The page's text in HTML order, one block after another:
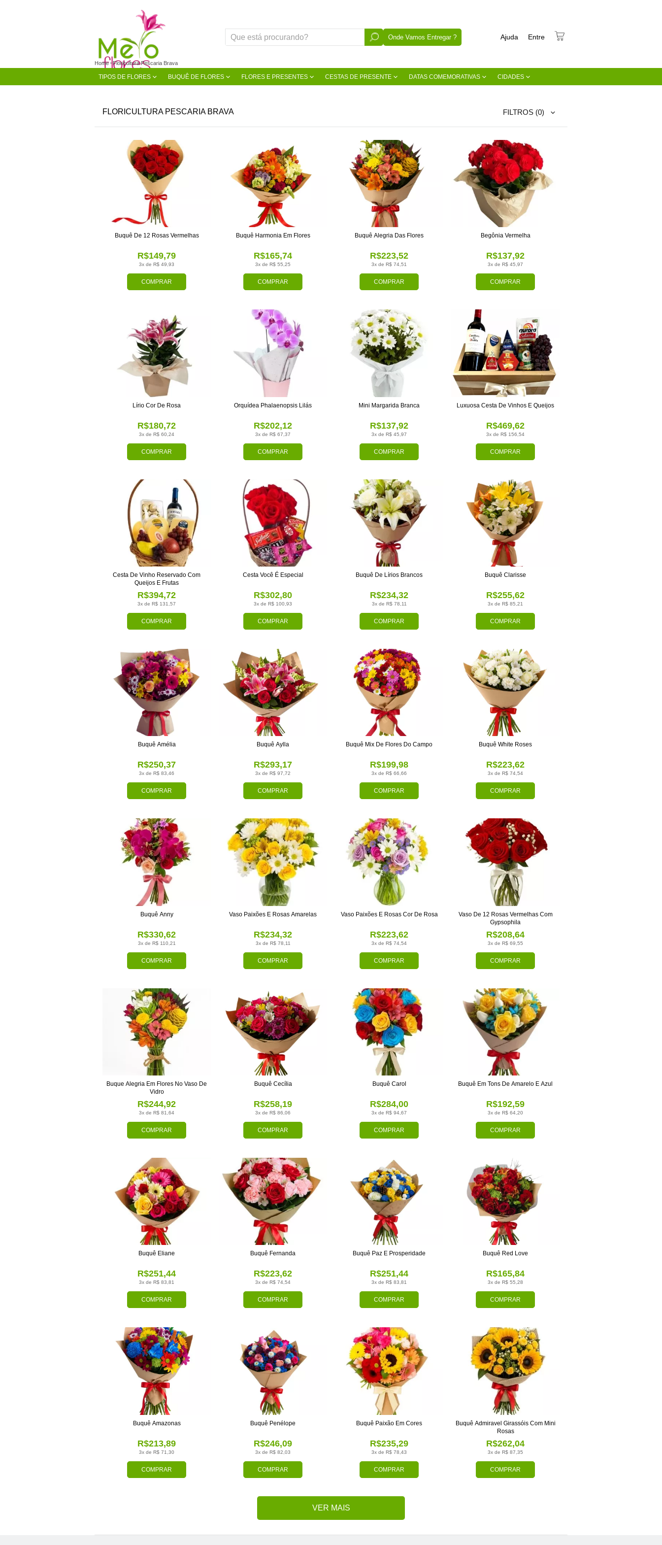
Onde Vamos Entregar ? Entre
Ajuda
TIPOS DE FLORES BUQUÊ DE FLORES FLORES E PRESENTES CESTAS DE PRESENTE DATAS COMEMORATIVAS CIDADES
Home Floricultura Pescaria Brava
FLORICULTURA PESCARIA BRAVA FILTROS (0)
COMPRAR
3x de R$ 49,93
R$149,79
Buquê De 12 Rosas Vermelhas
COMPRAR
3x de R$ 55,25
R$165,74
Buquê Harmonia Em Flores
COMPRAR
3x de R$ 74,51
R$223,52
Buquê Alegria Das Flores
COMPRAR
3x de R$ 45,97
R$137,92
Begônia Vermelha
COMPRAR
3x de R$ 60,24
R$180,72
Lírio Cor De Rosa
COMPRAR
3x de R$ 67,37
R$202,12
Orquídea Phalaenopsis Lilás
COMPRAR
3x de R$ 45,97
R$137,92
Mini Margarida Branca
COMPRAR
3x de R$ 156,54
R$469,62
Luxuosa Cesta De Vinhos E Queijos
COMPRAR
3x de R$ 131,57
R$394,72
Cesta De Vinho Reservado Com
Queijos E Frutas
COMPRAR
3x de R$ 100,93
R$302,80
Cesta Você É Especial
COMPRAR
3x de R$ 78,11
R$234,32
Buquê De Lírios Brancos
COMPRAR
3x de R$ 85,21
R$255,62
Buquê Clarisse
COMPRAR
3x de R$ 83,46
R$250,37
Buquê Amélia
COMPRAR
3x de R$ 97,72
R$293,17
Buquê Aylla
COMPRAR
3x de R$ 66,66
R$199,98
Buquê Mix De Flores Do Campo
COMPRAR
3x de R$ 74,54
R$223,62
Buquê White Roses
COMPRAR
3x de R$ 110,21
R$330,62
Buquê Anny
COMPRAR
3x de R$ 78,11
R$234,32
Vaso Paixões E Rosas Amarelas
COMPRAR
3x de R$ 74,54
R$223,62
Vaso Paixões E Rosas Cor De Rosa
COMPRAR
3x de R$ 69,55
R$208,64
Vaso De 12 Rosas Vermelhas Com
Gypsophila
COMPRAR
3x de R$ 81,64
R$244,92
Buque Alegria Em Flores No Vaso De
Vidro
COMPRAR
3x de R$ 86,06
R$258,19
Buquê Cecília
COMPRAR
3x de R$ 94,67
R$284,00
Buquê Carol
COMPRAR
3x de R$ 64,20
R$192,59
Buquê Em Tons De Amarelo E Azul
COMPRAR
3x de R$ 83,81
R$251,44
Buquê Eliane
COMPRAR
3x de R$ 74,54
R$223,62
Buquê Fernanda
COMPRAR
3x de R$ 83,81
R$251,44
Buquê Paz E Prosperidade
COMPRAR
3x de R$ 55,28
R$165,84
Buquê Red Love
COMPRAR
3x de R$ 71,30
R$213,89
Buquê Amazonas
COMPRAR
3x de R$ 82,03
R$246,09
Buquê Penélope
COMPRAR
3x de R$ 78,43
R$235,29
Buquê Paixão Em Cores
COMPRAR
3x de R$ 87,35
R$262,04
Buquê Admiravel Girassóis Com Mini
Rosas
VER MAIS